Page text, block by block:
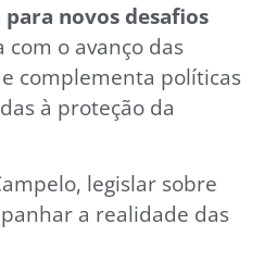
novos desafios
o avanço das
complementa políticas
à proteção da
legislar sobre
a realidade das